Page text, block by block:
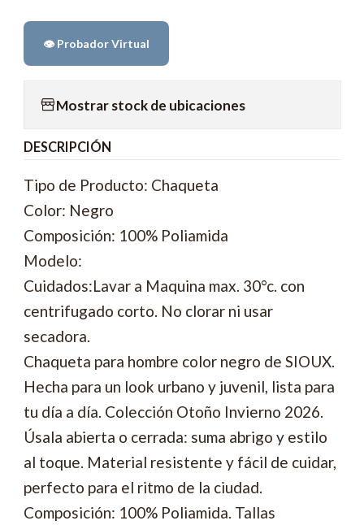
👁️ Probador Virtual
Mostrar stock de ubicaciones
DESCRIPCIÓN
Tipo de Producto: Chaqueta
Color: Negro
Composición: 100% Poliamida
Modelo:
Cuidados:Lavar a Maquina max. 30°c. con
centrifugado corto. No clorar ni usar
secadora.
Chaqueta para hombre color negro de SIOUX.
Hecha para un look urbano y juvenil, lista para
tu día a día. Colección Otoño Invierno 2026.
Úsala abierta o cerrada: suma abrigo y estilo
al toque. Material resistente y fácil de cuidar,
perfecto para el ritmo de la ciudad.
Composición: 100% Poliamida. Tallas